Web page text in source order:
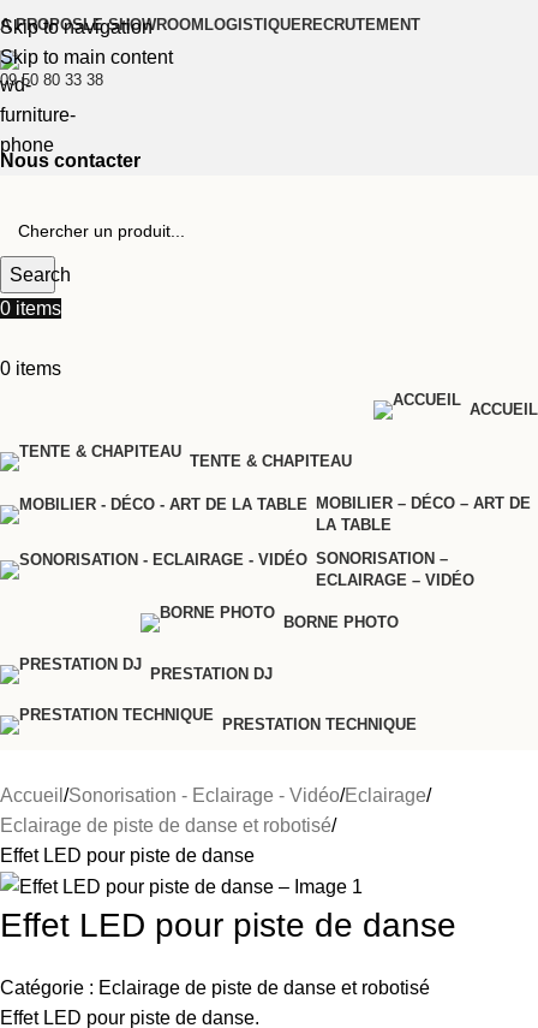
Skip to navigation
Skip to main content
A PROPOSLE SHOWROOM LOGISTIQUERECRUTEMENT
09 50 80 33 38
Nous contacter
Search
0 items
0 items
ACCUEIL
TENTE & CHAPITEAU
MOBILIER – DÉCO – ART DE
LA TABLE
SONORISATION –
ECLAIRAGE – VIDÉO
BORNE PHOTO
PRESTATION DJ
PRESTATION TECHNIQUE
Accueil Sonorisation - Eclairage - Vidéo Eclairage
Eclairage de piste de danse et robotisé
Effet LED pour piste de danse
Effet LED pour piste de danse
Catégorie : Eclairage de piste de danse et robotisé
Effet LED pour piste de danse.